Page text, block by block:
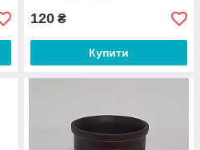
120 ₴
Купити